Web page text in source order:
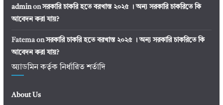
adminonসরকারি চাকরি হতে বরখাস্ত ২০২৫ । অন্য সরকারি চাকরিতে কি
আবেদন করা যায়?
Fatemaonসরকারি চাকরি হতে বরখাস্ত ২০২৫ । অন্য সরকারি চাকরিতে কি
আবেদন করা যায়?
অ্যাডমিন কর্তৃক নির্ধারিত শর্তাদি
About Us